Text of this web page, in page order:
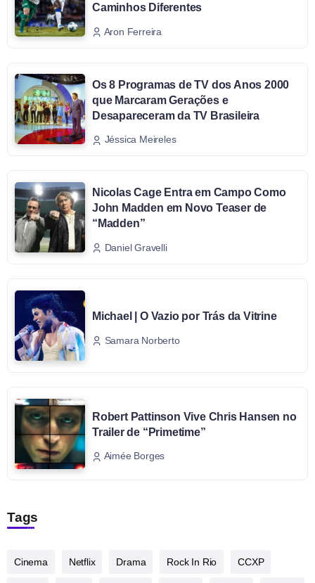
Caminhos Diferentes
Aron Ferreira
Os 8 Programas de TV dos Anos 2000
que Marcaram Gerações e
Desapareceram da TV Brasileira
Jéssica Meireles
Nicolas Cage Entra em Campo Como
John Madden em Novo Teaser de
“Madden”
Daniel Gravelli
Michael | O Vazio por Trás da Vitrine
Samara Norberto
Robert Pattinson Vive Chris Hansen no
Trailer de “Primetime”
Aimée Borges
Tags
Cinema Netflix Drama Rock In Rio CCXP